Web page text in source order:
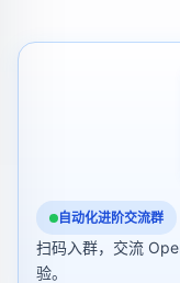
自动化进阶交流群
扫码入群，交流
验。